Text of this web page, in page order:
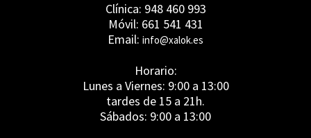
Clínica: 948 460 993
Móvil: 661 541 431
Email: info@xalok.es
Horario:
Lunes a Viernes: 9:00 a 13:00
tardes de 15 a 21h.
Sábados: 9:00 a 13:00